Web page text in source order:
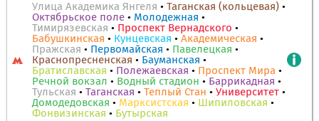
Улица Академика Янгеля • Таганская (кольцевая) •
Октябрьское поле • Молодежная •
Тимирязевская • Проспект Вернадского •
Бабушкинская • Кунцевская • Академическая •
Пражская • Первомайская • Павелецкая •
Краснопресненская • Бауманская •
Братиславская • Полежаевская • Проспект Мира •
Речной вокзал • Водный стадион • Баррикадная •
Тульская • Таганская • Теплый Стан • Университет •
Домодедовская • Марксистская • Шипиловская •
Фонвизинская • Бутырская